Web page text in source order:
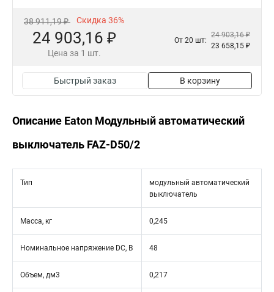
38 911,19 ₽ Скидка 36%
24 903,16 ₽
Цена за 1 шт.
От 20 шт:
24 903,16 ₽
23 658,15 ₽
Быстрый заказ В корзину
Описание Eaton Модульный автоматический
выключатель FAZ-D50/2
Тип
модульный автоматический
выключатель
Масса, кг 0,245
Номинальное напряжение DC, В 48
Объем, дм3 0,217